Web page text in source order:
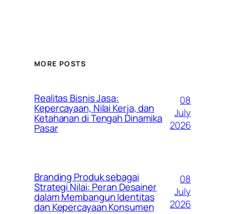
MORE POSTS
Realitas Bisnis Jasa:
Kepercayaan, Nilai Kerja, dan
Ketahanan di Tengah Dinamika
Pasar
08
July
2026
Branding Produk sebagai
Strategi Nilai: Peran Desainer
dalam Membangun Identitas
dan Kepercayaan Konsumen
08
July
2026